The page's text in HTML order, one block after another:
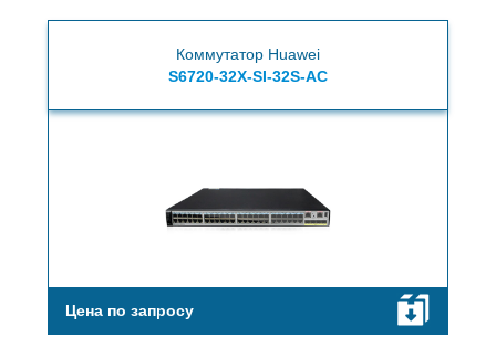
Коммутатор Huawei
S6720-32X-SI-32S-AC
Цена по запросу